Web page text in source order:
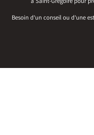
à Saint-Grégoire pour
Besoin d’un conseil ou d’une